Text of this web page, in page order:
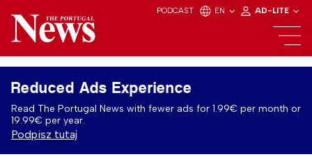
PODCAST EN AD-LITE
Reduced Ads Experience
Read The Portugal News with fewer ads for 1.99€ per month or
19.99€ per year.
Podpisz tutaj